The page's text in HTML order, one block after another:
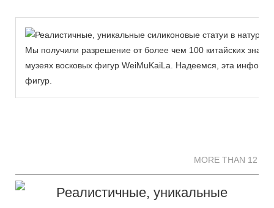
Мы получили разрешение от более чем 100 китайских
музеях восковых фигур WeiMuKaiLa. Надеемся, эта
фигур.
MORE THAN 12